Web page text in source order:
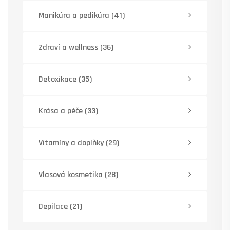
Manikúra a pedikúra (41)
Zdraví a wellness (36)
Detoxikace (35)
Krása a péče (33)
Vitamíny a doplňky(29)
Vlasová kosmetika (28)
Depilace (21)